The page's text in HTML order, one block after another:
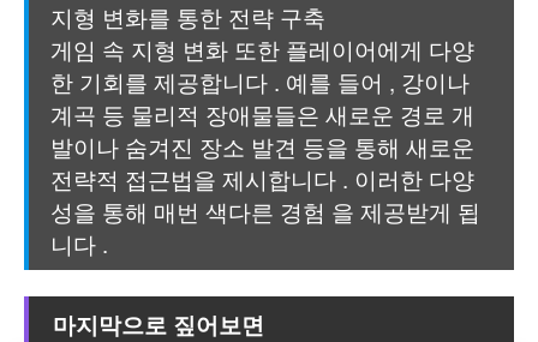
지형 변화를 통한 전략 구축
게임 속 지형 변화 또한 플레이어에게 다양
한 기회를 제공합니다 . 예를 들어 , 강이나
계곡 등 물리적 장애물들은 새로운 경로 개
발이나 숨겨진 장소 발견 등을 통해 새로운
전략적 접근법을 제시합니다 . 이러한 다양
성을 통해 매번 색다른 경험 을 제공받게 됩
니다 .
마지막으로 짚어보면